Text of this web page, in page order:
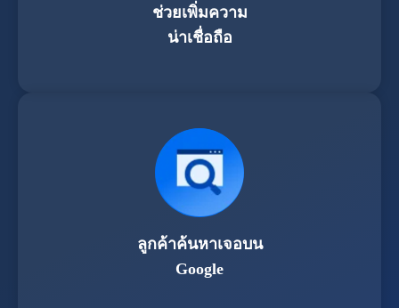
ช่วยเพิ่มความ
น่าเชื่อถือ
ลูกค้าค้นหาเจอบน
Google